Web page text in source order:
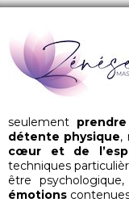
seulement
détente physique,
cœur et de
techniques
être
émotions